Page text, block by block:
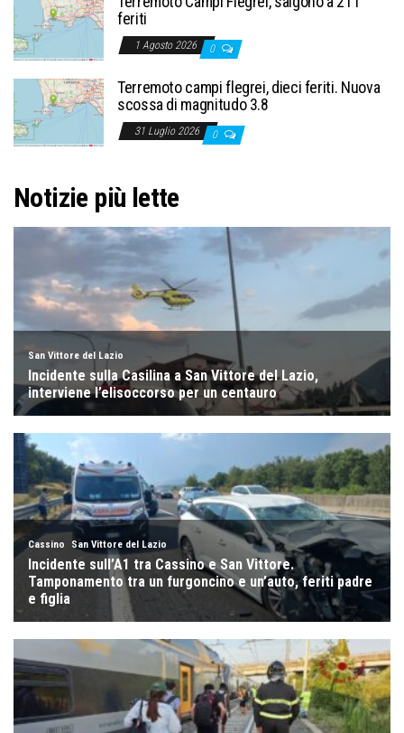
feriti
1 Agosto 2026 0
Terremoto campi flegrei, dieci feriti. Nuova
scossa di magnitudo 3.8
31 Luglio 2026 0
Notizie più lette